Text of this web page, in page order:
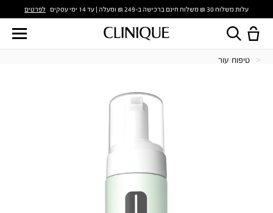
עלות משלוח 30 ₪ משלוח חינם ברכישה ב-249 ₪ ומעלה | עד 14 ימי עסקים לפרטים
טיפוח עור